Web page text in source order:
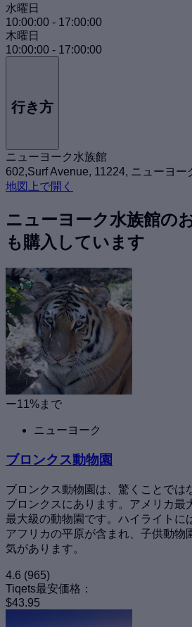
水曜日
10:00:00 - 17:00:00
木曜日
10:00:00 - 17:00:00
行き方
ニューヨーク水族館
602,Surf Avenue, 11224, ニューヨー
地図上で開く
ニューヨーク水族館の
も購入しています
ー11%まで
ニューヨーク
ブロンクス動物園
ブロンクス動物園は、驚くことでは
ブロンクスにあります。アメリカ最
最大級の動物園です。ハイライトに
アフリカの平原が含まれ、子供動物
気があります。
4.6 (965)
Tiqets最安価格：
$43.95